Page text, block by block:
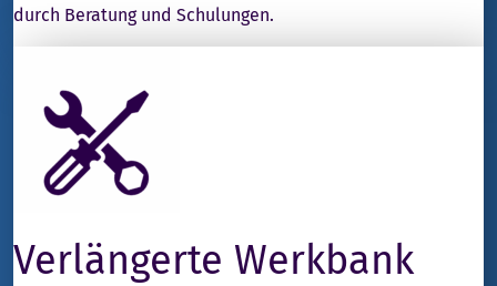
durch Beratung und Schulungen.
Verlängerte Werkbank